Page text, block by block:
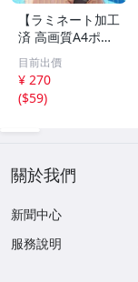
【ラミネート加工
済 高画質A4ポス
ター】1583 AI美
女 イラスト ポス
ター セクシー か
わいい 水着 下着
目前出價
¥ 270
($59)
關於我們
新聞中心
服務說明